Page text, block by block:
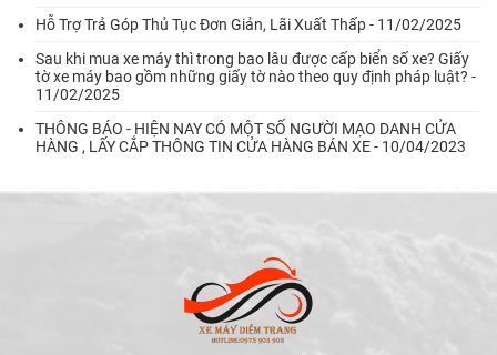
Hỗ Trợ Trả Góp Thủ Tục Đơn Giản, Lãi Xuất Thấp - 11/02/2025
Sau khi mua xe máy thì trong bao lâu được cấp biển số xe? Giấy
tờ xe máy bao gồm những giấy tờ nào theo quy định pháp luật? -
11/02/2025
THÔNG BÁO - HIỆN NAY CÓ MỘT SỐ NGƯỜI MẠO DANH CỬA
HÀNG , LẤY CẮP THÔNG TIN CỬA HÀNG BÁN XE - 10/04/2023